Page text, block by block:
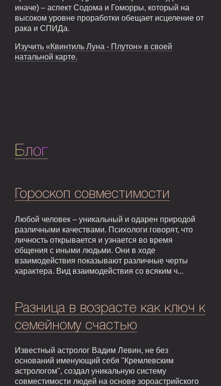
иначе) – аспект Содома и Гоморры, который на
высоком уровне проработки обещает исцеление от
рака и СПИДа.
Изучить «Квинтиль Луна - Плутон» в своей
натальной карте.
Блог
Гороскоп совместимости
Любой человек – уникальный и одарен природой
различными качествами. Психологи говорят, что
личность открывается и узнается во время
общения с иными людьми. Они в ходе
взаимодействия показывают различные черты
характера. Вид взаимодействия со всяким ч...
Разница в возрасте как ключ к
семейному счастью
Известный астролог Вадим Левин, не без
оснований именующий себя "Кремлевским
астрологом", создал уникальную систему
совместимости людей на основе зороастрийского